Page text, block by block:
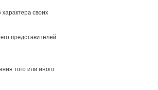
своих
представителей.
того или иного